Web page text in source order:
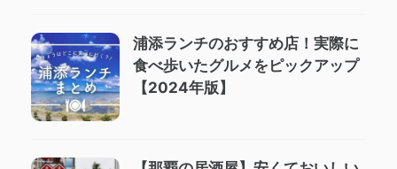
浦添ランチのおすすめ店！実際に
食べ歩いたグルメをピックアップ
【2024年版】